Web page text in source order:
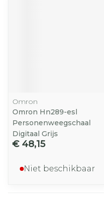
Omron
Omron Hn289-esl
Personenweegschaal
Digitaal Grijs
€ 48,15
Niet beschikbaar